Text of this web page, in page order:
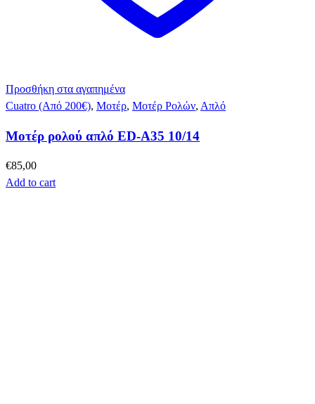
Προσθήκη στα αγαπημένα
Cuatro (Από 200€), Μοτέρ, Μοτέρ Ρολών, Απλό
Μοτέρ ρολού απλό ED-A35 10/14
€85,00
Add to cart